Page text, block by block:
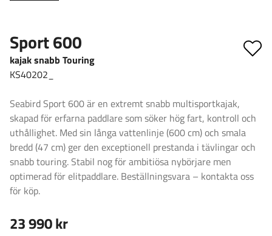
Sport 600
kajak snabb Touring
KS40202_
Seabird Sport 600 är en extremt snabb multisportkajak,
skapad för erfarna paddlare som söker hög fart, kontroll och
uthållighet. Med sin långa vattenlinje (600 cm) och smala
bredd (47 cm) ger den exceptionell prestanda i tävlingar och
snabb touring. Stabil nog för ambitiösa nybörjare men
optimerad för elitpaddlare. Beställningsvara – kontakta oss
för köp.
23 990 kr